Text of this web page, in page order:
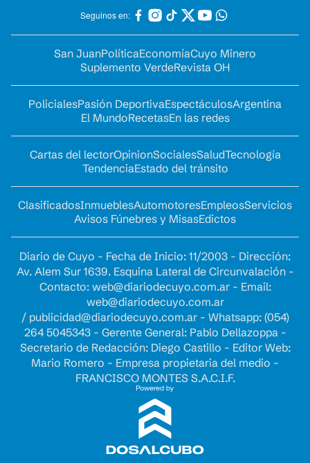
Seguinos en:
San JuanPolíticaEconomíaCuyo Minero
Suplemento VerdeRevista OH
PolicialesPasión DeportivaEspectáculosArgentina
El MundoRecetasEn las redes
Cartas del lectorOpinionSocialesSaludTecnología
TendenciaEstado del tránsito
ClasificadosInmueblesAutomotoresEmpleosServicios
Avisos Fúnebres y MisasEdictos
Diario de Cuyo - Fecha de Inicio: 11/2003 - Dirección:
Av. Alem Sur 1639. Esquina Lateral de Circunvalación -
Contacto: web@diariodecuyo.com.ar- Email:
web@diariodecuyo.com.ar
/ publicidad@diariodecuyo.com.ar- Whatsapp: (054)
264 5045343 - Gerente General: Pablo Dellazoppa -
Secretario de Redacción: Diego Castillo - Editor Web:
Mario Romero - Empresa propietaria del medio -
FRANCISCO MONTES S.A.C.I.F.